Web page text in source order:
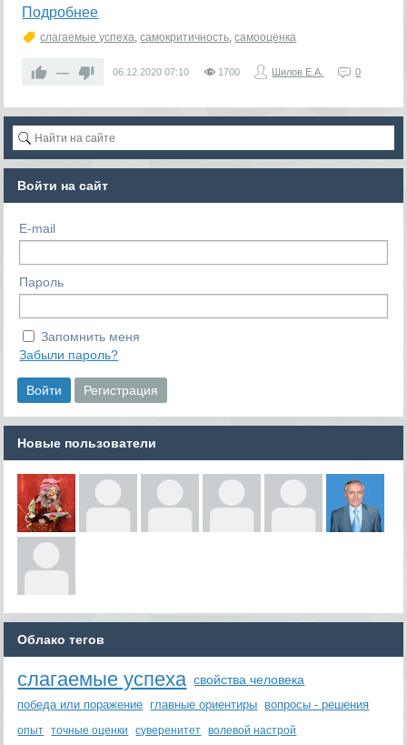
Подробнее
слагаемые успеха,самокритичность,самооценка
— 06.12.2020 07:10 1700 Шилов Е.А. 0
Войти на сайт
E-mail
Пароль
Запомнить меня
Забыли пароль?
Новые пользователи
Облако тегов
слагаемые успеха свойства человека
победа или поражение главные ориентиры вопросы - решения
опыт точные оценки суверенитет волевой настрой